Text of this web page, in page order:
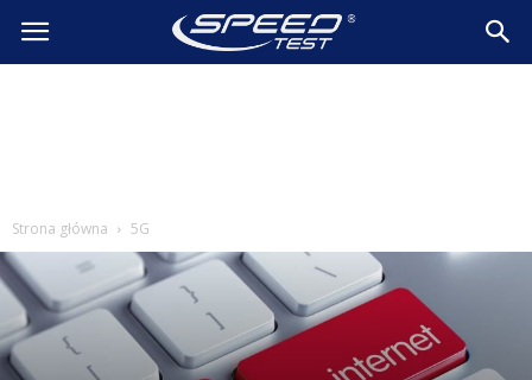
SpeedTest.pl
Strona główna 5G